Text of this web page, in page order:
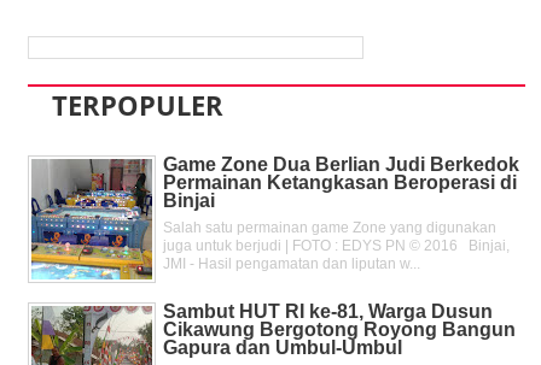
TERPOPULER
Game Zone Dua Berlian Judi Berkedok
Permainan Ketangkasan Beroperasi di
Binjai
Salah satu permainan game Zone yang digunakan
juga untuk berjudi | FOTO : EDYS PN © 2016 Binjai,
JMI - Hasil pengamatan dan liputan w...
Sambut HUT RI ke-81, Warga Dusun
Cikawung Bergotong Royong Bangun
Gapura dan Umbul-Umbul